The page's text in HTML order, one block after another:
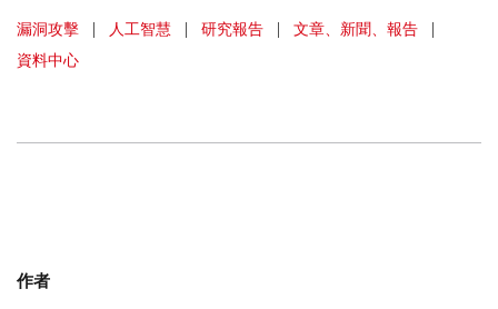
漏洞攻擊 | 人工智慧 | 研究報告 | 文章、新聞、報告
|
資料中心
作者